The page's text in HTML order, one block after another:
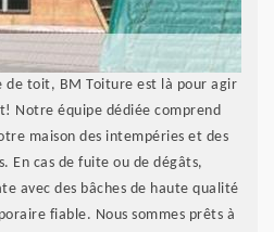
de toit, BM Toiture est là pour agir
Notre équipe dédiée comprend
maison des intempéries et des
En cas de fuite ou de dégâts,
avec des bâches de haute qualité
fiable. Nous sommes prêts à